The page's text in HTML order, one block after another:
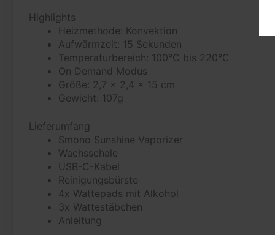
Highlights
Heizmethode: Konvektion
Aufwärmzeit: 15 Sekunden
Temperaturbereich: 100°C bis 220°C
On Demand Modus
Größe: 2,7 x 2,4 x 15 cm
Gewicht: 107g
Lieferumfang
Smono Sunshine Vaporizer
Wachsschale
USB-C-Kabel
Reinigungsbürste
4x Wattepads mit Alkohol
3x Wattestäbchen
Anleitung